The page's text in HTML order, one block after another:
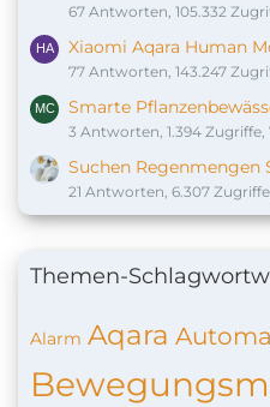
67 Antworten, 105.332
Xiaomi Aqara Human
77 Antworten, 143.247
Smarte
3 Antworten, 1.394 Zugriffe,
Suchen Regenmengen
21 Antworten, 6.307
Themen-
Alarm Aqara